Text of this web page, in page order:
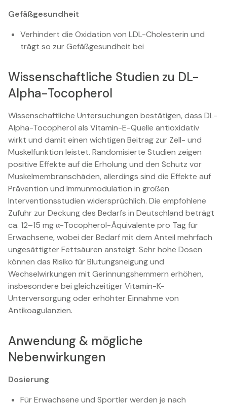
Gefäßgesundheit
Verhindert die Oxidation von LDL-Cholesterin und
trägt so zur Gefäßgesundheit bei
Wissenschaftliche Studien zu DL-
Alpha-Tocopherol
Wissenschaftliche Untersuchungen bestätigen, dass DL-
Alpha-Tocopherol als Vitamin-E-Quelle antioxidativ
wirkt und damit einen wichtigen Beitrag zur Zell- und
Muskelfunktion leistet. Randomisierte Studien zeigen
positive Effekte auf die Erholung und den Schutz vor
Muskelmembranschäden, allerdings sind die Effekte auf
Prävention und Immunmodulation in großen
Interventionsstudien widersprüchlich. Die empfohlene
Zufuhr zur Deckung des Bedarfs in Deutschland beträgt
ca. 12–15 mg α-Tocopherol-Äquivalente pro Tag für
Erwachsene, wobei der Bedarf mit dem Anteil mehrfach
ungesättigter Fettsäuren ansteigt. Sehr hohe Dosen
können das Risiko für Blutungsneigung und
Wechselwirkungen mit Gerinnungshemmern erhöhen,
insbesondere bei gleichzeitiger Vitamin-K-
Unterversorgung oder erhöhter Einnahme von
Antikoagulanzien.
Anwendung & mögliche
Nebenwirkungen
Dosierung
Für Erwachsene und Sportler werden je nach